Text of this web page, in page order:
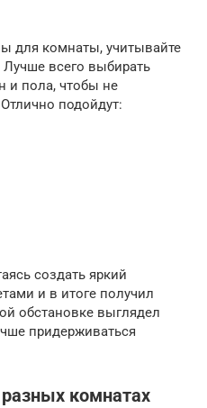
для комнаты, учитывайте
всего выбирать
и пола, чтобы не
подойдут:
создать яркий
и в итоге получил
обстановке выглядел
придерживаться
комнатах